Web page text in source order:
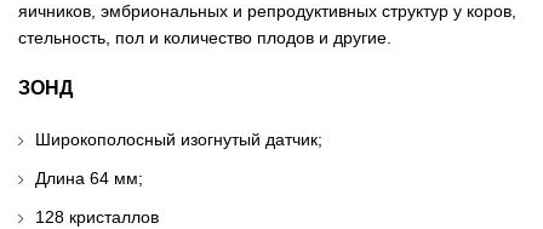
яичников, эмбриональных и репродуктивных структур у коров,
стельность, пол и количество плодов и другие.
ЗОНД
Широкополосный изогнутый датчик;
Длина 64 мм;
128 кристаллов